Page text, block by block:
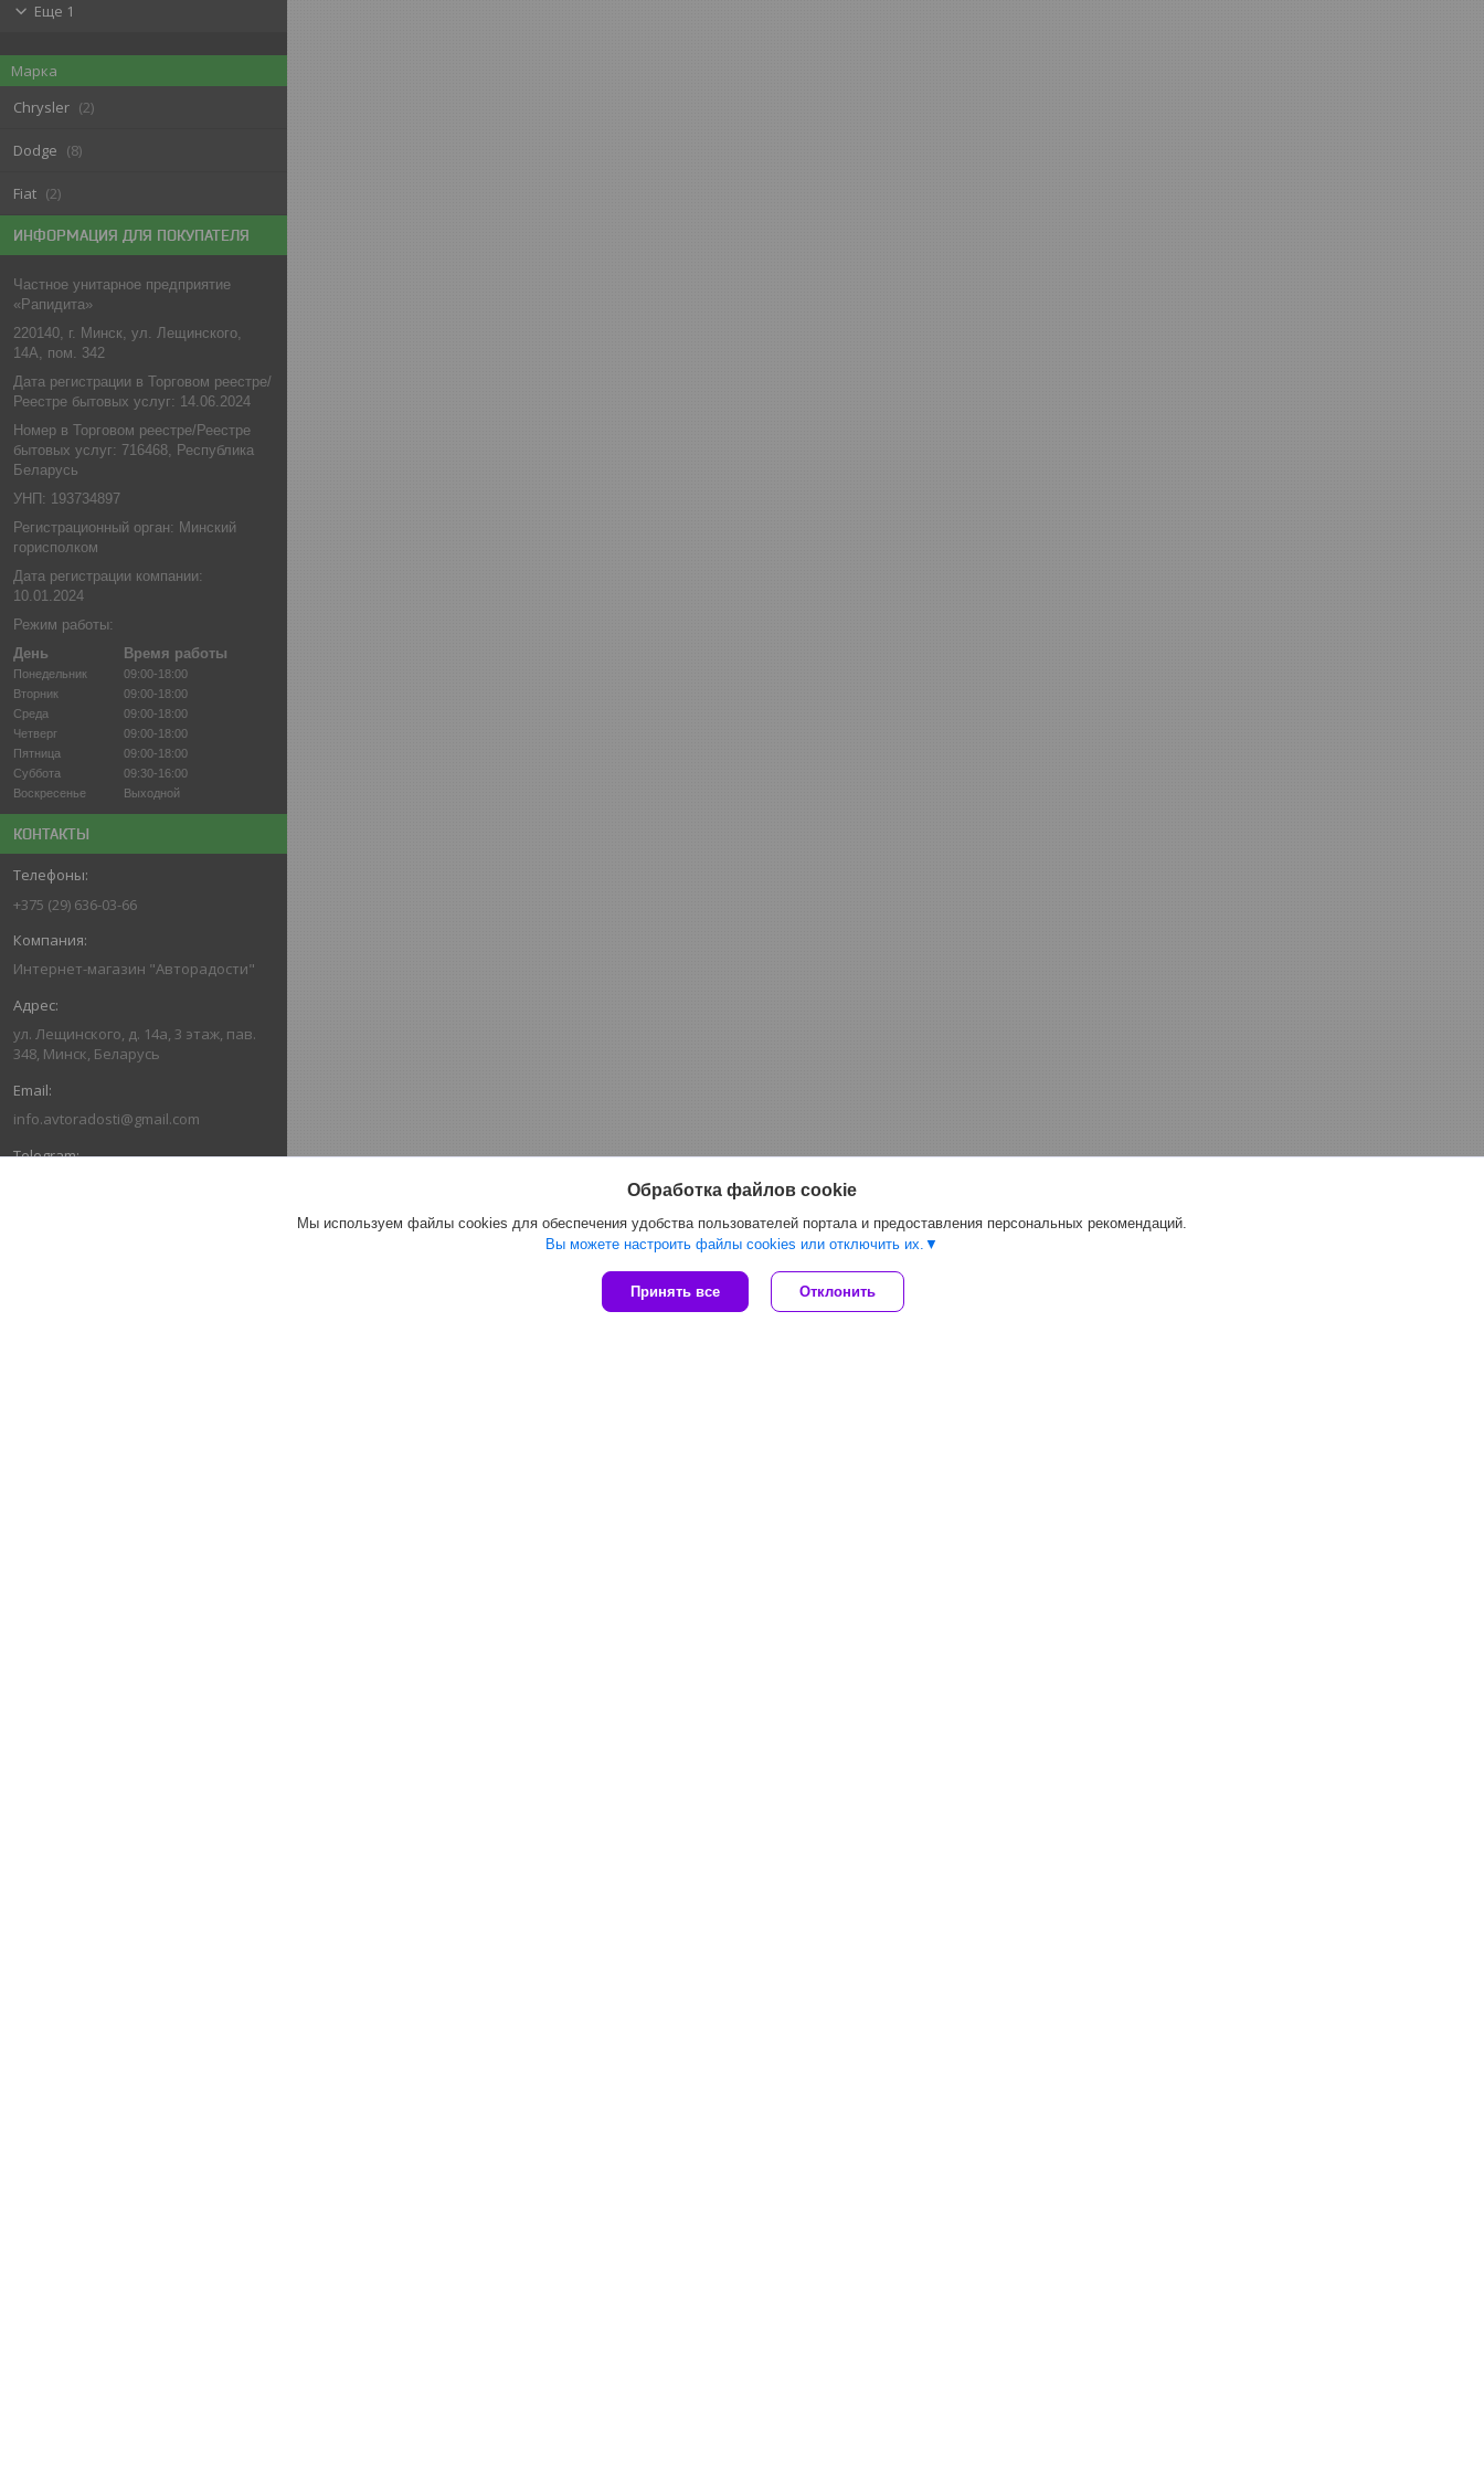
Еще 1
Марка
Chrysler
2
Dodge 8
Fiat 2
ИНФОРМАЦИЯ ДЛЯ ПОКУПАТЕЛЯ
Частное унитарное предприятие
«Рапидита»
220140, г. Минск, ул. Лещинского,
14А, пом. 342
Дата регистрации в Торговом реестре/
Реестре бытовых услуг: 14.06.2024
Номер в Торговом реестре/Реестре
бытовых услуг: 716468, Республика
Беларусь
УНП: 193734897
Регистрационный орган: Минский
горисполком
Дата регистрации компании:
10.01.2024
Режим работы:
День
Время работы
Понедельник
09:00-18:00
Вторник
09:00-18:00
Среда
09:00-18:00
Четверг
09:00-18:00
Пятница
09:00-18:00
Суббота
09:30-16:00
Воскресенье
Выходной
КОНТАКТЫ
+375 (29) 636-03-66
Интернет-магазин "Авторадости"
ул. Лещинского, д. 14а, 3 этаж, пав.
348, Минск, Беларусь
info.avtoradosti@gmail.com
Обработка файлов cookie
Мы используем файлы cookies для обеспечения удобства пользователей портала и предоставления персональных рекомендаций.
Вы можете настроить файлы cookies или отключить их.
Принять все Отклонить